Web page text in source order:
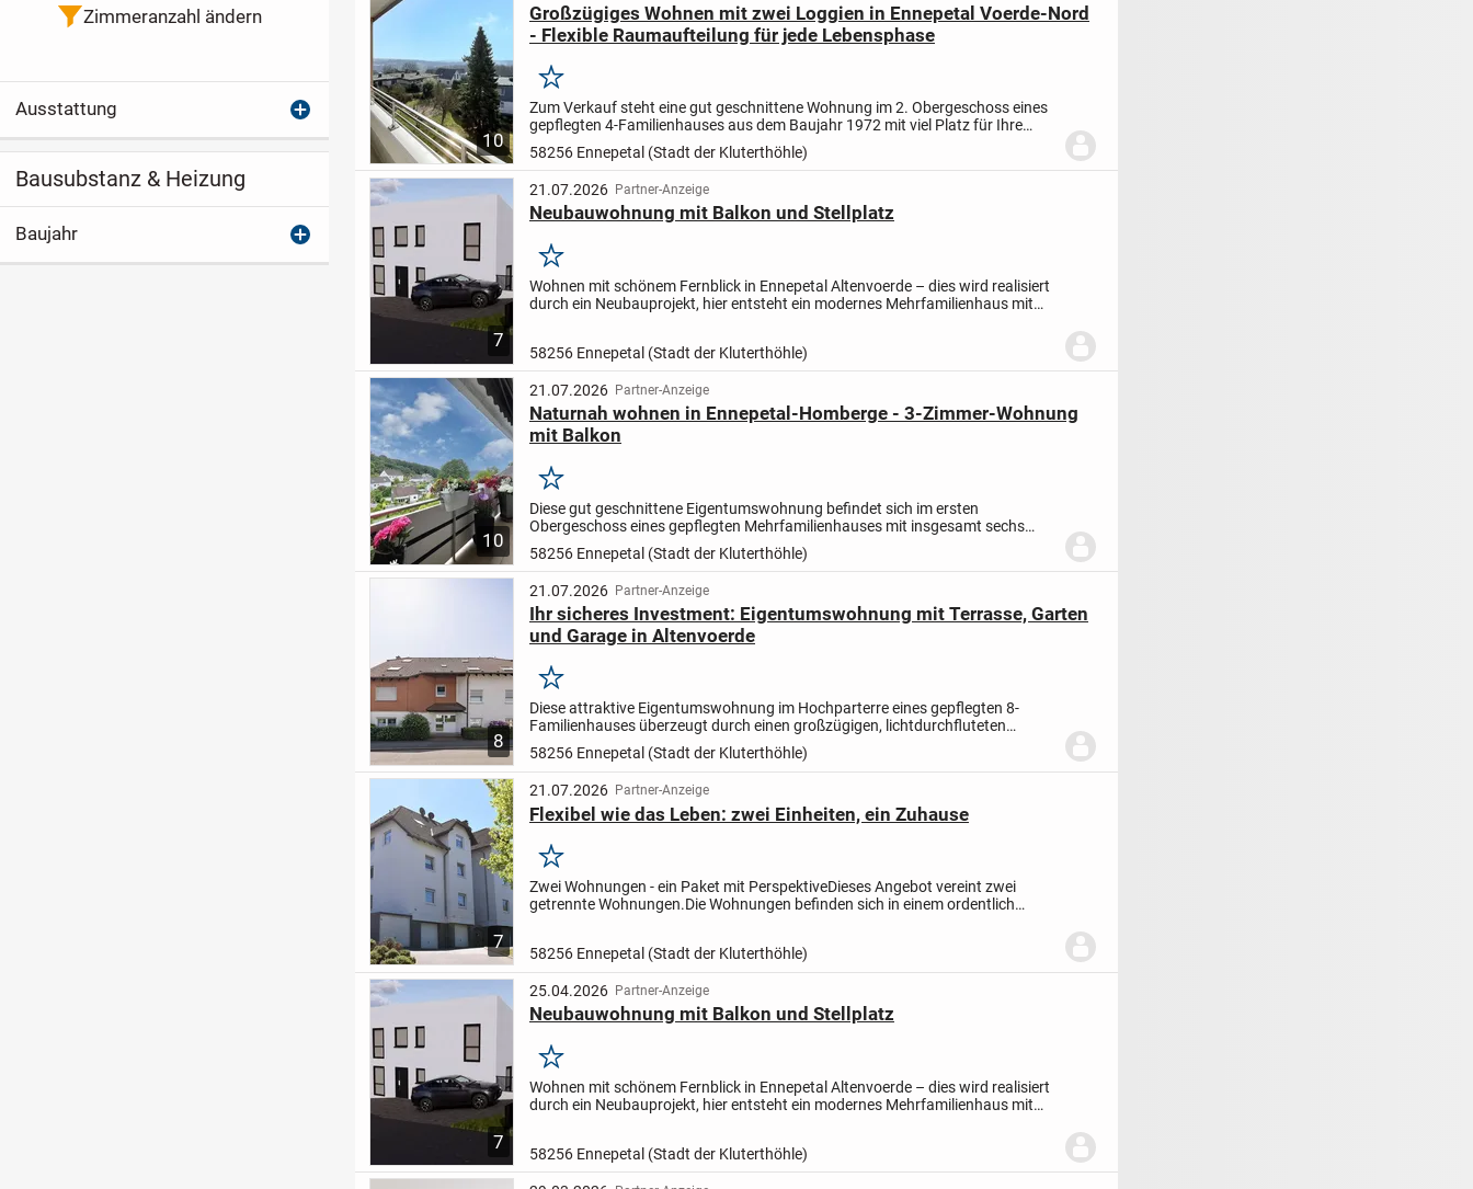
10
Großzügiges Wohnen mit zwei Loggien in Ennepetal Voerde-Nord
- Flexible Raumaufteilung für jede Lebensphase
Merken
Zum Verkauf steht eine gut geschnittene Wohnung im 2. Obergeschoss eines
gepflegten 4-Familienhauses aus dem Baujahr 1972 mit viel Platz für Ihre
Wohnträume. Die großzügige Wohnfläche von ca. 101 m²,...
58256 Ennepetal (Stadt der Kluterthöhle)
7
21.07.2026 Partner-Anzeige
Neubauwohnung mit Balkon und Stellplatz
Merken
Wohnen mit schönem Fernblick in Ennepetal Altenvoerde – dies wird realisiert
durch ein Neubauprojekt, hier entsteht ein modernes Mehrfamilienhaus mit
58256 Ennepetal (Stadt der Kluterthöhle)
10
21.07.2026 Partner-Anzeige
Naturnah wohnen in Ennepetal-Homberge - 3-Zimmer-Wohnung
mit Balkon
Merken
Diese gut geschnittene Eigentumswohnung befindet sich im ersten
Obergeschoss eines gepflegten Mehrfamilienhauses mit insgesamt sechs
Wohneinheiten. Das Gebäude wurde im Jahr 1983 errichtet und liegt...
58256 Ennepetal (Stadt der Kluterthöhle)
8
21.07.2026 Partner-Anzeige
Ihr sicheres Investment: Eigentumswohnung mit Terrasse, Garten
und Garage in Altenvoerde
Merken
Diese attraktive Eigentumswohnung im Hochparterre eines gepflegten 8-
Familienhauses überzeugt durch einen großzügigen, lichtdurchfluteten
Grundriss. Das absolute Highlight ist der großzügige Wohn- und...
58256 Ennepetal (Stadt der Kluterthöhle)
7
21.07.2026 Partner-Anzeige
Flexibel wie das Leben: zwei Einheiten, ein Zuhause
Merken
Zwei Wohnungen - ein Paket mit PerspektiveDieses Angebot vereint zwei
getrennte Wohnungen.Die Wohnungen befinden sich in einem ordentlich
58256 Ennepetal (Stadt der Kluterthöhle)
7
25.04.2026 Partner-Anzeige
Neubauwohnung mit Balkon und Stellplatz
Merken
Wohnen mit schönem Fernblick in Ennepetal Altenvoerde – dies wird realisiert
durch ein Neubauprojekt, hier entsteht ein modernes Mehrfamilienhaus mit
58256 Ennepetal (Stadt der Kluterthöhle)
Zimmeranzahl ändern
Ausstattung
Bausubstanz & Heizung
Baujahr